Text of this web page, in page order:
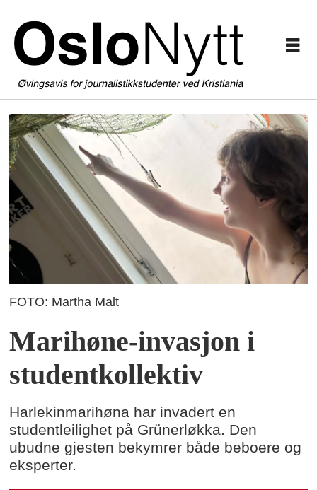
FOTO: Martha Malt
Marihøne-invasjon i
studentkollektiv
Harlekinmarihøna har invadert en
studentleilighet på Grünerløkka. Den
ubudne gjesten bekymrer både beboere og
eksperter.